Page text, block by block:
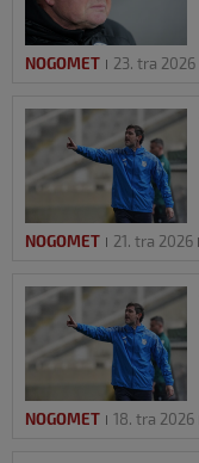
NOGOMET 23. tra 2026
NOGOMET 21. tra 2026
NOGOMET 18. tra 2026